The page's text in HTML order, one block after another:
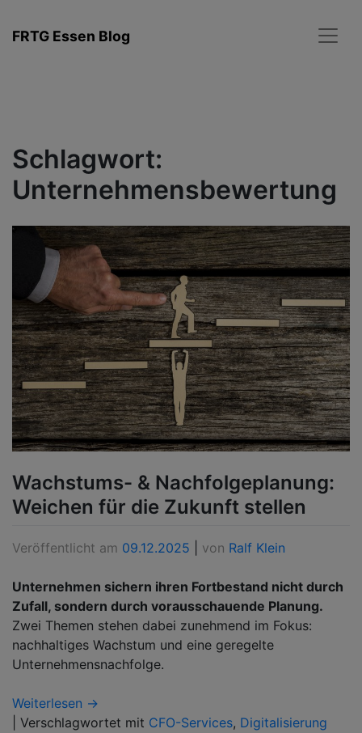
Inhalt
FRTG Essen Blog
Schlagwort:
Unternehmensbewertung
Wachstums- & Nachfolgeplanung:
Weichen für die Zukunft stellen
Veröffentlicht am 09.12.2025 von Ralf Klein
Unternehmen sichern ihren Fortbestand nicht durch
Zufall, sondern durch vorausschauende Planung.
Zwei Themen stehen dabei zunehmend im Fokus:
nachhaltiges Wachstum und eine geregelte
Unternehmensnachfolge.
Weiterlesen →
Verschlagwortet mit CFO-Services, Digitalisierung